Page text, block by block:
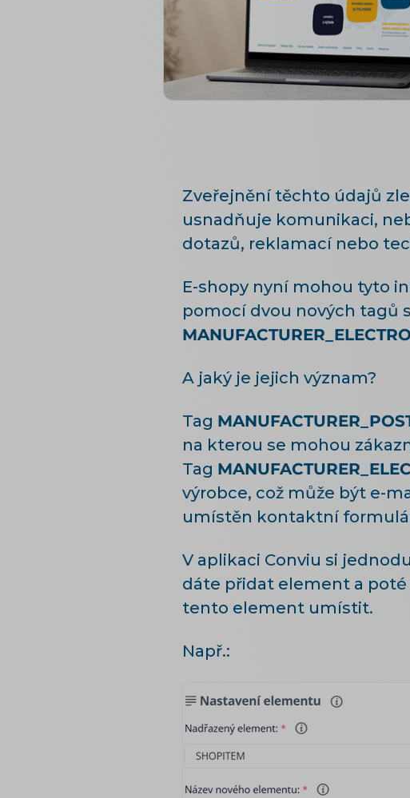
Zveřejnění těchto údajů
usnadňuje komunikaci,
dotazů, reklamací nebo
E-shopy nyní mohou tyto
pomocí dvou nových tagů
A jaký je jejich význam?
Tag
na kterou se mohou
Tag
výrobce, což může být e-
umístěn kontaktní
V aplikaci Conviu si
dáte přidat element a
tento element umístit.
Např.: